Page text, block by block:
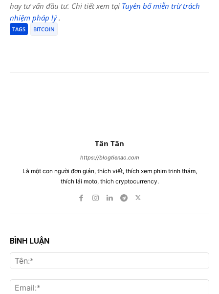
hay tư vấn đầu tư. Chi tiết xem tại Tuyên bố miễn trừ trách
nhiệm pháp lý.
TAGS BITCOIN
Tân Tân
https://blogtienao.com
Là một con người đơn giản, thích viết, thích xem phim trinh thám,
thích lái moto, thích cryptocurrency.
BÌNH LUẬN